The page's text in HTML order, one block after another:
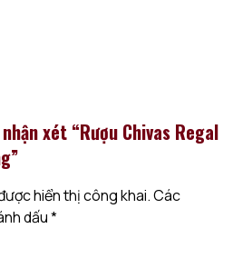
xét “Rượu Chivas Regal
hiển thị công khai.Các
dấu*